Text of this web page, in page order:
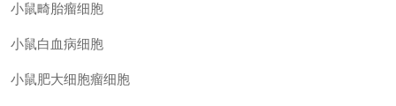
小鼠畸胎瘤细胞
小鼠白血病细胞
小鼠肥大细胞瘤细胞